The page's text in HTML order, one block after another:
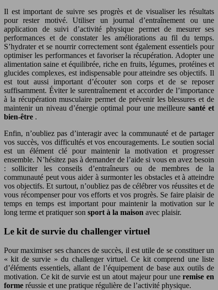
Il est important de suivre ses progrès et de visualiser les résultats
pour rester motivé. Utiliser un journal d’entraînement ou une
application de suivi d’activité physique permet de mesurer ses
performances et de constater les améliorations au fil du temps.
S’hydrater et se nourrir correctement sont également essentiels pour
optimiser les performances et favoriser la récupération. Adopter une
alimentation saine et équilibrée, riche en fruits, légumes, protéines et
glucides complexes, est indispensable pour atteindre ses objectifs. Il
est tout aussi important d’écouter son corps et de se reposer
suffisamment. Éviter le surentraînement et accorder de l’importance
à la récupération musculaire permet de prévenir les blessures et de
maintenir un niveau d’énergie optimal pour une meilleuresanté et
bien-être .
Enfin, n’oubliez pas d’interagir avec la communauté et de partager
vos succès, vos difficultés et vos encouragements. Le soutien social
est un élément clé pour maintenir la motivation et progresser
ensemble. N’hésitez pas à demander de l’aide si vous en avez besoin
: solliciter les conseils d’entraîneurs ou de membres de la
communauté peut vous aider à surmonter les obstacles et à atteindre
vos objectifs. Et surtout, n’oubliez pas de célébrer vos réussites et de
vous récompenser pour vos efforts et vos progrès. Se faire plaisir de
temps en temps est important pour maintenir la motivation sur le
long terme et pratiquer son sport à la maison avec plaisir.
Le kit de survie du challenger virtuel
Pour maximiser ses chances de succès, il est utile de se constituer un
« kit de survie » du challenger virtuel. Ce kit comprend une liste
d’éléments essentiels, allant de l’équipement de base aux outils de
motivation. Ce kit de survie est un atout majeur pour uneremise en
forme réussie et une pratique régulière de l’activité physique.